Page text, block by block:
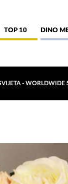
TOP 10 DINO
- WORLDWIDE